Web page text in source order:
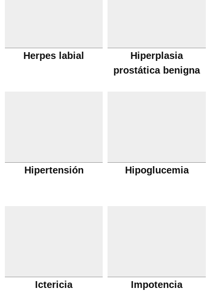
Herpes labial
Hiperplasia
prostática benigna
Hipertensión Hipoglucemia
Ictericia Impotencia